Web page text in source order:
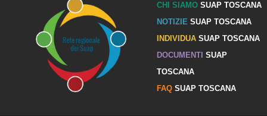
CHI SIAMOSUAP TOSCANA
NOTIZIE SUAP TOSCANA
INDIVIDUASUAP TOSCANA
DOCUMENTI SUAP
TOSCANA
FAQSUAP TOSCANA